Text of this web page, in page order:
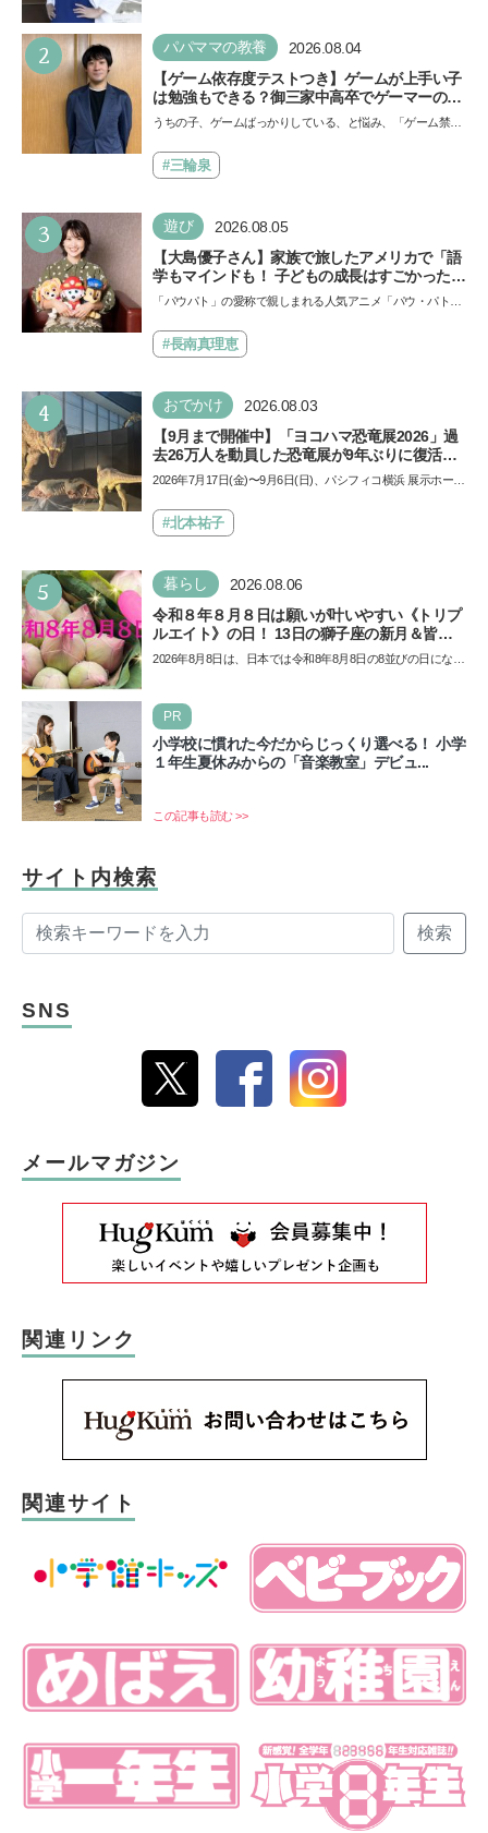
い…
2 パパママの教養 2026.08.04
【ゲーム依存度テストつき】ゲームが上手い子
は勉強もできる？御三家中高卒でゲーマーの医
師・阿部智史さんが教えるゲームしながら受験
うちの子、ゲームばっかりしている、と悩み、「ゲーム禁
も…#三輪泉
3 遊び 2026.08.05
【大島優子さん】家族で旅したアメリカで「語
学もマインドも！ 子どもの成長はすごかった」
声優をつとめた映画『パウ・パトロール ザ・ダ
できると子どもに知ってほしい
「パウパト」の愛称で親しまれる人気アニメ「パウ・パトロ
ザ…#長南真理恵
4 おでかけ 2026.08.03
【9月まで開催中】「ヨコハマ恐竜展2026」過
去26万人を動員した恐竜展が9年ぶりに復活！
夏休みのおでかけで楽しむポイントを完全ガイ
2026年7月17日(金)〜9月6日(日)、パシフィコ横浜 展示ホール
催…#北本祐子
5 暮らし 2026.08.06
令和８年８月８日は願いが叶いやすい《トリプ
ルエイト》の日！ 13日の獅子座の新月＆皆既
日食の影響にも注目
2026年8月8日は、日本では令和8年8月8日の8並びの日になり
PR
小学校に慣れた今だからじっくり選べる！ 小学
１年生夏休みからの「音楽教室」デビュ...
この記事も読む >>
サイト内検索
検索
SNS
メールマガジン
関連リンク
関連サイト